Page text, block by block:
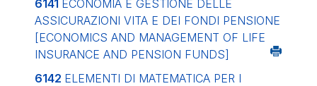
6141 ECONOMIA E GESTIONE DELLE
ASSICURAZIONI VITA E DEI FONDI PENSIONE
[ECONOMICS AND MANAGEMENT OF LIFE
INSURANCE AND PENSION FUNDS]
6142 ELEMENTI DI MATEMATICA PER I